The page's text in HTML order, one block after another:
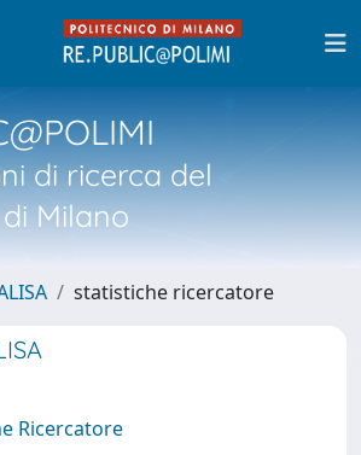
di ricerca del
Milano
statistiche ricercatore
Ricercatore